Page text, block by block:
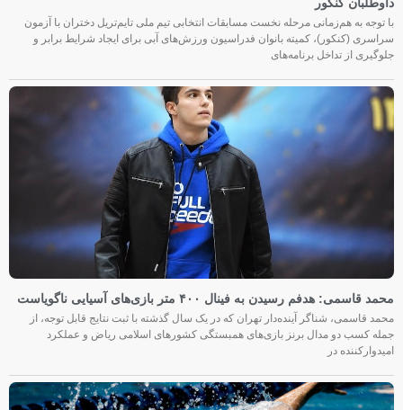
داوطلبان کنکور
با توجه به هم‌زمانی مرحله نخست مسابقات انتخابی تیم ملی تایم‌تریل دختران با آزمون
سراسری (کنکور)، کمیته بانوان فدراسیون ورزش‌های آبی برای ایجاد شرایط برابر و
جلوگیری از تداخل برنامه‌های
محمد قاسمی: هدفم رسیدن به فینال ۴۰۰ متر بازی‌های آسیایی ناگویاست
محمد قاسمی، شناگر آینده‌دار تهران که در یک سال گذشته با ثبت نتایج قابل توجه، از
جمله کسب دو مدال برنز بازی‌های همبستگی کشورهای اسلامی ریاض و عملکرد
امیدوارکننده در